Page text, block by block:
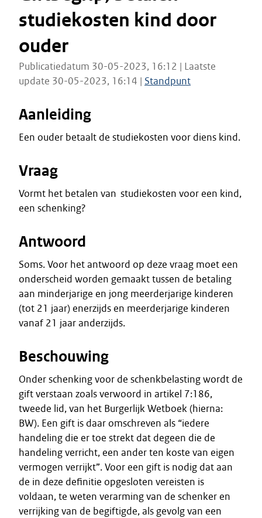
studiekosten kind door
ouder
Publicatiedatum 30-05-2023, 16:12 | Laatste
update 30-05-2023, 16:14 | Standpunt
Aanleiding
Een ouder betaalt de studiekosten voor diens kind.
Vraag
Vormt het betalen van studiekosten voor een kind,
een schenking?
Antwoord
Soms. Voor het antwoord op deze vraag moet een
onderscheid worden gemaakt tussen de betaling
aan minderjarige en jong meerderjarige kinderen
(tot 21 jaar) enerzijds en meerderjarige kinderen
vanaf 21 jaar anderzijds.
Beschouwing
Onder schenking voor de schenkbelasting wordt de
gift verstaan zoals verwoord in artikel 7:186,
tweede lid, van het Burgerlijk Wetboek (hierna:
BW). Een gift is daar omschreven als “iedere
handeling die er toe strekt dat degeen die de
handeling verricht, een ander ten koste van eigen
vermogen verrijkt”. Voor een gift is nodig dat aan
de in deze definitie opgesloten vereisten is
voldaan, te weten verarming van de schenker en
verrijking van de begiftigde, als gevolg van een